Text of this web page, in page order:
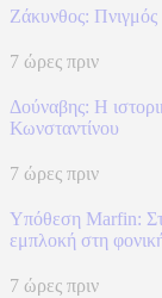
Ζάκυνθος: Πνιγμός
7 ώρες πριν
Δούναβης: Η
Κωνσταντίνου
7 ώρες πριν
Υπόθεση Marfin:
εμπλοκή στη
7 ώρες πριν